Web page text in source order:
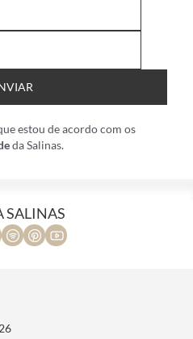
estou de acordo com os
da Salinas.
SALINAS